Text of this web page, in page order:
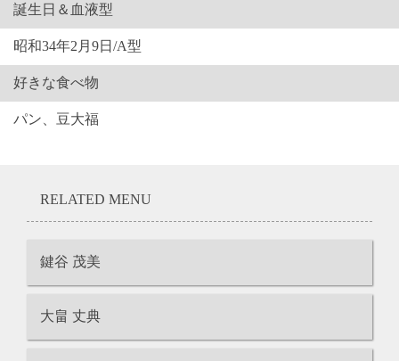
誕生日＆血液型
昭和34年2月9日/A型
好きな食べ物
パン、豆大福
RELATED MENU
鍵谷 茂美
大畠 丈典